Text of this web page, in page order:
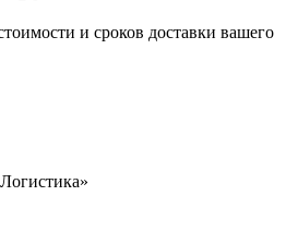
и сроков доставки вашего
Логистика»